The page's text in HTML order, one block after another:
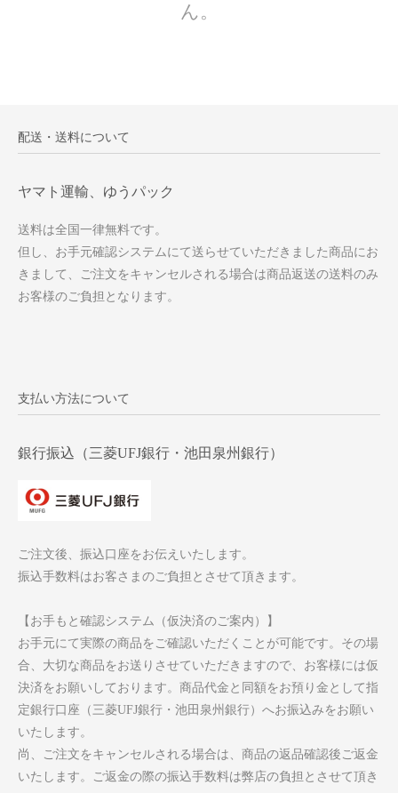
ん。
配送・送料について
ヤマト運輸、ゆうパック
送料は全国一律無料です。
但し、お手元確認システムにて送らせていただきました商品にお
きまして、ご注文をキャンセルされる場合は商品返送の送料のみ
お客様のご負担となります。
支払い方法について
銀行振込（三菱UFJ銀行・池田泉州銀行）
ご注文後、振込口座をお伝えいたします。
振込手数料はお客さまのご負担とさせて頂きます。
【お手もと確認システム（仮決済のご案内）】
お手元にて実際の商品をご確認いただくことが可能です。その場
合、大切な商品をお送りさせていただきますので、お客様には仮
決済をお願いしております。商品代金と同額をお預り金として指
定銀行口座（三菱UFJ銀行・池田泉州銀行）へお振込みをお願い
いたします。
尚、ご注文をキャンセルされる場合は、商品の返品確認後ご返金
いたします。ご返金の際の振込手数料は弊店の負担とさせて頂き